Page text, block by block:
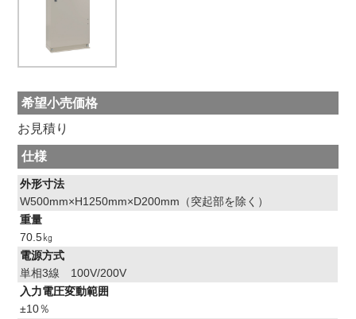
希望小売価格
お見積り
仕様
外形寸法
W500mm×H1250mm×D200mm（突起部を除く）
重量
70.5㎏
電源方式
単相3線 100V/200V
入力電圧変動範囲
±10％